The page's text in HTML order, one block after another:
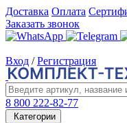
Доставка Оплата
Заказать звонок
Вход / Регистрация
8 800 222-82-77
Категории